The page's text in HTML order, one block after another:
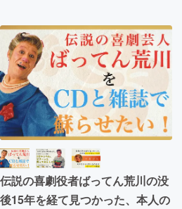
アート・写真
テクノロジー・ガジェット
映像・映画
ビジネス・起業
まちづくり・地域活性化
伝説の喜劇役者ばってん荒川の没
後15年を経て見つかった、本人の